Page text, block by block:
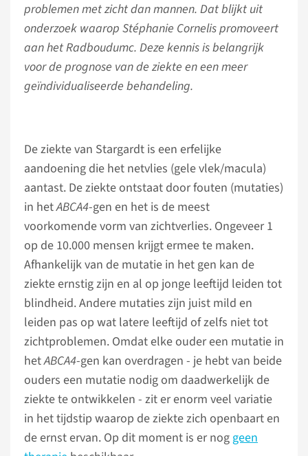
problemen met zicht dan mannen. Dat blijkt uit
onderzoek waarop Stéphanie Cornelis promoveert
aan het Radboudumc. Deze kennis is belangrijk
voor de prognose van de ziekte en een meer
geïndividualiseerde behandeling.
De ziekte van Stargardt is een erfelijke
aandoening die het netvlies (gele vlek/macula)
aantast. De ziekte ontstaat door fouten (mutaties)
in hetABCA4-gen en het is de meest
voorkomende vorm van zichtverlies. Ongeveer 1
op de 10.000 mensen krijgt ermee te maken.
Afhankelijk van de mutatie in het gen kan de
ziekte ernstig zijn en al op jonge leeftijd leiden tot
blindheid. Andere mutaties zijn juist mild en
leiden pas op wat latere leeftijd of zelfs niet tot
zichtproblemen. Omdat elke ouder een mutatie in
hetABCA4-gen kan overdragen - je hebt van beide
ouders een mutatie nodig om daadwerkelijk de
ziekte te ontwikkelen - zit er enorm veel variatie
in het tijdstip waarop de ziekte zich openbaart en
de ernst ervan. Op dit moment is er noggeen